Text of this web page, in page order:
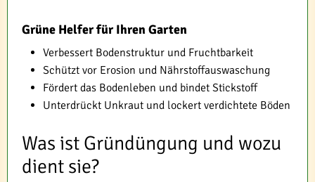
Grüne Helfer für Ihren Garten
Verbessert Bodenstruktur und Fruchtbarkeit
Schützt vor Erosion und Nährstoffauswaschung
Fördert das Bodenleben und bindet Stickstoff
Unterdrückt Unkraut und lockert verdichtete Böden
Was ist Gründüngung und wozu
dient sie?